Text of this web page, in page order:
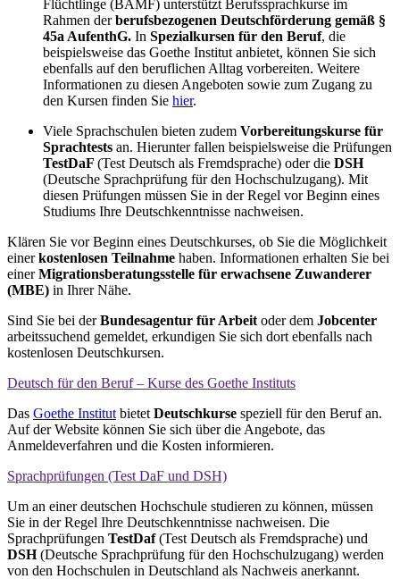
Flüchtlinge (BAMF) unterstützt Berufssprachkurse im
Rahmen derberufsbezogenen Deutschförderung gemäß §
45a AufenthG. In Spezialkursen für den Beruf, die
beispielsweise das Goethe Institut anbietet, können Sie sich
ebenfalls auf den beruflichen Alltag vorbereiten. Weitere
Informationen zu diesen Angeboten sowie zum Zugang zu
den Kursen finden Sie hier.
Viele Sprachschulen bieten zudem Vorbereitungskurse für
Sprachtests an. Hierunter fallen beispielsweise die Prüfungen
TestDaF (Test Deutsch als Fremdsprache) oder die DSH
(Deutsche Sprachprüfung für den Hochschulzugang). Mit
diesen Prüfungen müssen Sie in der Regel vor Beginn eines
Studiums Ihre Deutschkenntnisse nachweisen.
Klären Sie vor Beginn eines Deutschkurses, ob Sie die Möglichkeit
einerkostenlosen Teilnahme haben. Informationen erhalten Sie bei
einerMigrationsberatungsstelle für erwachsene Zuwanderer
(MBE) in Ihrer Nähe.
Sind Sie bei derBundesagentur für Arbeit oder dem Jobcenter
arbeitssuchend gemeldet, erkundigen Sie sich dort ebenfalls nach
kostenlosen Deutschkursen.
Deutsch für den Beruf – Kurse des Goethe Instituts
Das Goethe Institut bietet Deutschkurse speziell für den Beruf an.
Auf der Website können Sie sich über die Angebote, das
Anmeldeverfahren und die Kosten informieren.
Sprach­prüfungen (Test DaF und DSH)
Um an einer deutschen Hochschule studieren zu können, müssen
Sie in der Regel Ihre Deutschkenntnisse nachweisen. Die
Sprachprüfungen TestDaf(Test Deutsch als Fremdsprache) und
DSH(Deutsche Sprachprüfung für den Hochschulzugang) werden
von den Hochschulen in Deutschland als Nachweis anerkannt.